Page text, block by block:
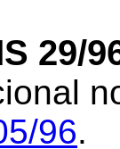
29/
96.